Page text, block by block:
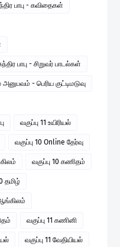
பாபு - கவிதைகள்
பாபு - சிறுவர் பாடல்கள்
அனுபவம் - பெரிய குட்டிமடுவு
வகுப்பு 11 உயிரியல்
வகுப்பு 10 Online தேர்வு
வகுப்பு 10 கணிதம்
தமிழ்
ஆங்கிலம்
வகுப்பு 11 கணினி
வகுப்பு 11 வேதியியல்